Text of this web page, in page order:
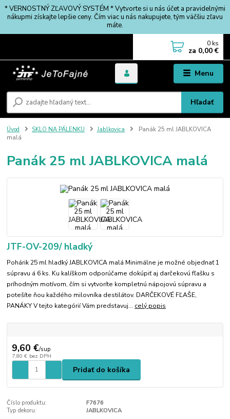
* VERNOSTNÝ ZĽAVOVÝ SYSTÉM * Vytvorte si u nás účet a pravidelnými
nákupmi získajte lepšie ceny. Čím viac u nás nakupujete, tým väčšiu zľavu
máte.
Menu
Hľadať
0 ks
za 0,00 €
Úvod SKLO NA PÁLENKU Jablkovica
Panák 25 ml JABLKOVICA
malá
Panák 25 ml JABLKOVICA malá
JTF-OV-209/ hladký
Pohárik 25 ml hladký JABLKOVICA malá Minimálne je možné objednať 1
súpravu á 6 ks. Ku kalíškom odporúčame dokúpiť aj darčekovú fľašku s
príhodným motívom, čím si vytvoríte kompletnú nápojovú súpravu a
potešíte ňou každého milovníka destilátov. DARČEKOVÉ FĽAŠE,
PANÁKY V tejto kategórií Vám predstavuj... celý popis
9,60 €/sup
7,80 € bez DPH
Pridať do košíka
Číslo produktu:
F7676
Typ dekoru:
JABLKOVICA